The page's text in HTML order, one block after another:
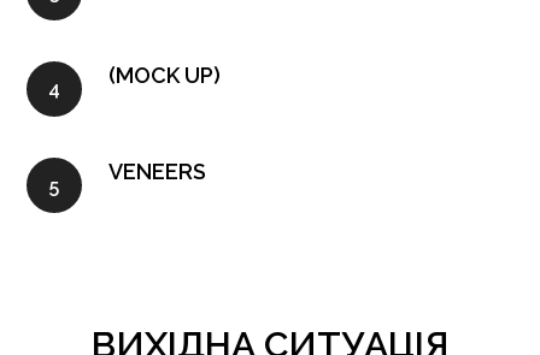
(MOCK UP)
VENEERS
ВИХІДНА СИТУАЦІЯ